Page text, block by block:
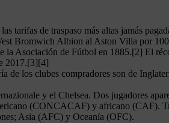
tarifas de traspaso más altas jamás
Bromwich Albion al Aston Villa por
Asociación de Fútbol en 1885.[2] El
2017.[3][4]
los clubes compradores son de
y el Chelsea. Dos jugadores
(CONCACAF) y africano (CAF).
Asia (AFC) y Oceanía (OFC).